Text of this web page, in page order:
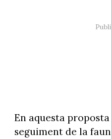
En aquesta
seguiment de la